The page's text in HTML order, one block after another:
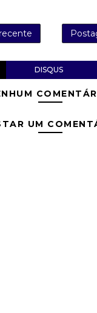
DISQUS
UM